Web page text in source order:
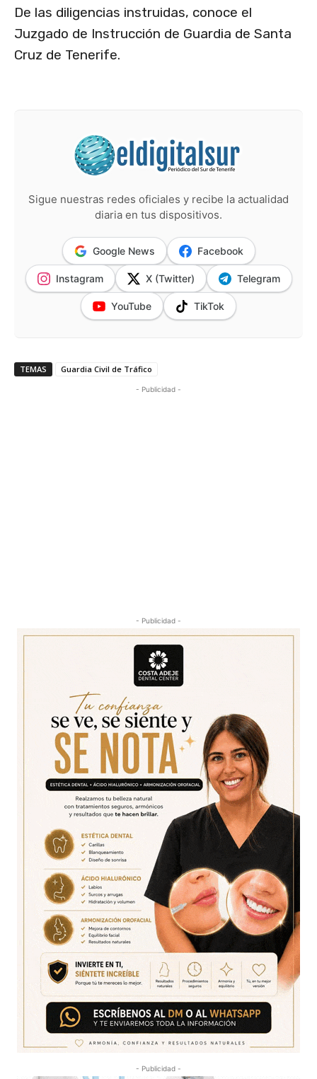
De las diligencias instruidas, conoce el
Juzgado de Instrucción de Guardia de Santa
Cruz de Tenerife.
Sigue nuestras redes oficiales y recibe la actualidad
diaria en tus dispositivos.
Google News Facebook
Instagram X (Twitter) Telegram
YouTube TikTok
TEMAS Guardia Civil de Tráfico
- Publicidad -
- Publicidad -
- Publicidad -